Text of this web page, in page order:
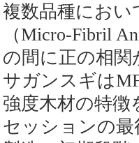
複数品種におい
（Micro-Fibril
の間に正の相
サガンスギは
強度木材の特徴
セッションの